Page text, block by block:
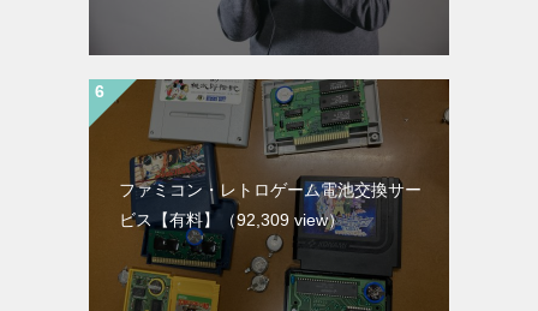
ファミコン・レトロゲーム電池交換サー
ビス【有料】
（92,309 view）